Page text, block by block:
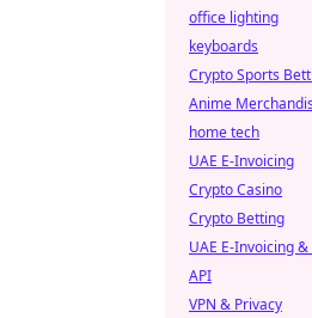
office lighting
keyboards
Crypto Sports
Anime
home tech
UAE E-Invoicing
Crypto Casino
Crypto Betting
UAE E-Invoicing &
API
VPN & Privacy